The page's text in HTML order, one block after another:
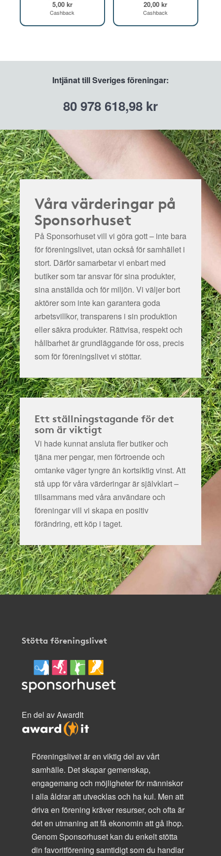
5,00 kr
Cashback
20,00 kr
Cashback
Intjänat till Sveriges föreningar:
80 978 618,98 kr
Våra värderingar på
Sponsorhuset
På Sponsorhuset vill vi göra gott – inte bara
för föreningslivet, utan också för samhället i
stort. Därför samarbetar vi enbart med
butiker som tar ansvar för sina produkter,
sina anställda och för miljön. Vi väljer bort
aktörer som inte kan garantera goda
arbetsvillkor, transparens i sin produktion
eller säkra produkter. Rättvisa, respekt och
hållbarhet är grundläggande för oss, precis
som för föreningslivet vi stöttar.
Ett ställningstagande för det
som är viktigt
Vi hade kunnat ansluta fler butiker och
tjäna mer pengar, men förtroende och
omtanke väger tyngre än kortsiktig vinst. Att
stå upp för våra värderingar är självklart –
tillsammans med våra användare och
föreningar vill vi skapa en positiv
förändring, ett köp i taget.
Stötta föreningslivet
En del av AwardIt
Föreningslivet är en viktig del av vårt
samhälle. Det skapar gemenskap,
engagemang och möjligheter för människor
i alla åldrar att utvecklas och ha kul. Men att
driva en förening kräver resurser, och ofta är
det en utmaning att få ekonomin att gå ihop.
Genom Sponsorhuset kan du enkelt stötta
din favoritförening samtidigt som du handlar